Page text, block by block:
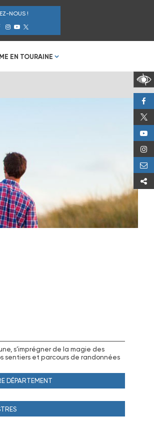
NOUS !
EN TOURAINE
s’imprégner de la magie des
sentiers et parcours de randonnées
DÉPARTEMENT